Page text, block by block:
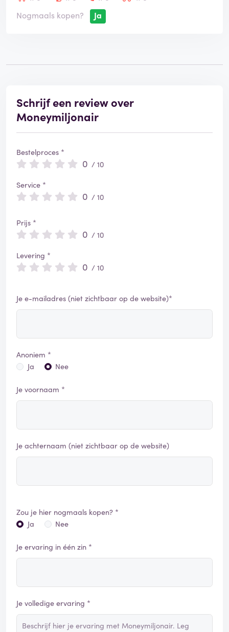
Nogmaals kopen?
Ja
Schrijf een review over
Moneymiljonair
Bestelproces *
0 / 10
Service *
0 / 10
Prijs *
0 / 10
Levering *
0 / 10
Je e-mailadres (niet zichtbaar op de website)*
Anoniem *
Ja
Nee
Je voornaam *
Je achternaam (niet zichtbaar op de website)
Zou je hier nogmaals kopen? *
Ja
Nee
Je ervaring in één zin *
Je volledige ervaring *